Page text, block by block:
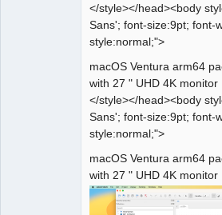
</style></head><body
Sans'; font-size:9pt; font-
style:normal;">
macOS Ventura arm64
with 27 " UHD 4K monitor
</style></head><body
Sans'; font-size:9pt; font-
style:normal;">
macOS Ventura arm64
with 27 " UHD 4K monitor